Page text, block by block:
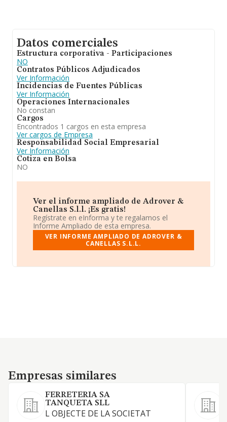
Datos comerciales
Estructura corporativa - Participaciones
NO
Contratos Públicos Adjudicados
Ver Información
Incidencias de Fuentes Públicas
Ver Información
Operaciones Internacionales
No constan
Cargos
Encontrados 1 cargos en esta empresa
Ver cargos de Empresa
Responsabilidad Social Empresarial
Ver Información
Cotiza en Bolsa
NO
Ver el informe ampliado de Adrover &
Canellas S.l.l. ¡Es gratis!
Regístrate en eInforma y te regalamos el
Informe Ampliado de esta empresa.
VER INFORME AMPLIADO DE ADROVER &
CANELLAS S.L.L.
Empresas similares
Empresas similares
FERRETERIA SA
TANQUETA SLL
L OBJECTE DE LA SOCIETAT